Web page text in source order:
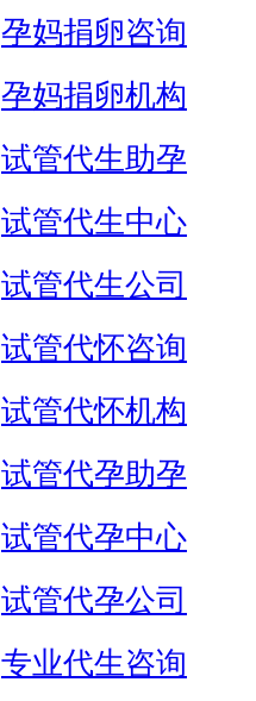
孕妈捐卵咨询
孕妈捐卵机构
试管代生助孕
试管代生中心
试管代生公司
试管代怀咨询
试管代怀机构
试管代孕助孕
试管代孕中心
试管代孕公司
专业代生咨询